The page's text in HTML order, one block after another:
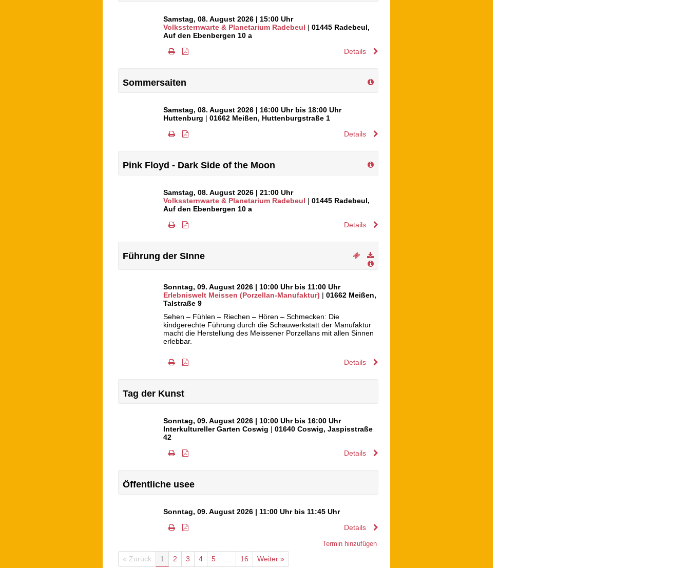
Samstag, 08. August 2026 | 15:00 Uhr
Volkssternwarte & Planetarium Radebeul |01445 Radebeul,
Auf den Ebenbergen 10 a
Details
Sommersaiten
Samstag, 08. August 2026 | 16:00 Uhr bis 18:00 Uhr
Huttenburg |01662 Meißen, Huttenburgstraße 1
Details
Pink Floyd - Dark Side of the Moon
Samstag, 08. August 2026 | 21:00 Uhr
Volkssternwarte & Planetarium Radebeul |01445 Radebeul,
Auf den Ebenbergen 10 a
Details
Führung der SInne
Sonntag, 09. August 2026 | 10:00 Uhr bis 11:00 Uhr
Erlebniswelt Meissen (Porzellan-Manufaktur) |01662 Meißen,
Talstraße 9
Sehen – Fühlen – Riechen – Hören – Schmecken: Die
kindgerechte Führung durch die Schauwerkstatt der Manufaktur
macht die Herstellung des Meissener Porzellans mit allen Sinnen
erlebbar.
Details
Tag der Kunst
Sonntag, 09. August 2026 | 10:00 Uhr bis 16:00 Uhr
Interkultureller Garten Coswig |01640 Coswig,Jaspisstraße
42
Details
Öffentliche usee
Sonntag, 09. August 2026 | 11:00 Uhr bis 11:45 Uhr
Details
« Zurück 1 2 3 4 5 16 Weiter »
Termin hinzufügen